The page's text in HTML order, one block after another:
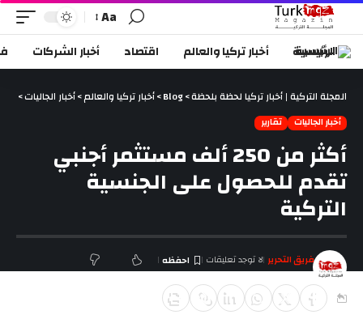
Aa
الرئيسية أخبار تركيا والعالم اقتصاد أخبار الشركات
المجلة التركية | أخبار تركيا لحظة بلحظة>
Blog
>أخبار تركيا والعالم>أخبار الجاليات>
أخبار الجاليات تقارير
أكثر من 250 ألف مستثمر أجنبي
تقدم للحصول على الجنسية
التركية
آخر تحديث يناير 2, 2019 7:00 م
فريق التحرير لا توجد تعليقات